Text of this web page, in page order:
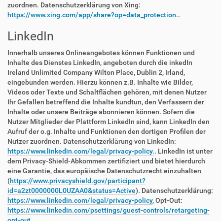
zuordnen. Datenschutzerklärung von Xing:
https://www.xing.com/app/share?op=data_protection..
LinkedIn
Innerhalb unseres Onlineangebotes können Funktionen und
Inhalte des Dienstes LinkedIn, angeboten durch die inkedIn
Ireland Unlimited Company Wilton Place, Dublin 2, Irland,
eingebunden werden. Hierzu können z.B. Inhalte wie Bilder,
Videos oder Texte und Schaltflächen gehören, mit denen Nutzer
Ihr Gefallen betreffend die Inhalte kundtun, den Verfassern der
Inhalte oder unsere Beiträge abonnieren können. Sofern die
Nutzer Mitglieder der Plattform LinkedIn sind, kann LinkedIn den
Aufruf der o.g. Inhalte und Funktionen den dortigen Profilen der
Nutzer zuordnen. Datenschutzerklärung von LinkedIn:
https://www.linkedin.com/legal/privacy-policy.. LinkedIn ist unter
dem Privacy-Shield-Abkommen zertifiziert und bietet hierdurch
eine Garantie, das europäische Datenschutzrecht einzuhalten
(https://www.privacyshield.gov/participant?
id=a2zt0000000L0UZAA0&status=Active). Datenschutzerklärung:
https://www.linkedin.com/legal/privacy-policy, Opt-Out:
https://www.linkedin.com/psettings/guest-controls/retargeting-